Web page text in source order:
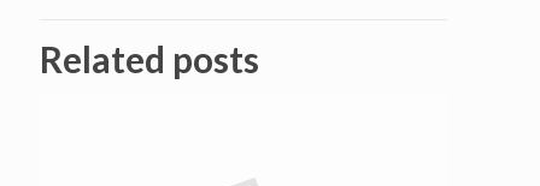
Related posts